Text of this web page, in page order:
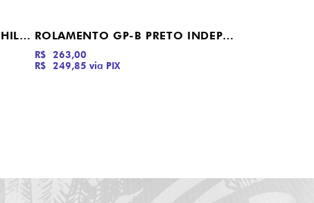
PARAFUSO DE BASE KROME PHILLIPS 1" AZUL KRUX ROLAMENTO GP-B PRETO INDEPENDENT
R$ 249,85 via PIX
R$ 263,00